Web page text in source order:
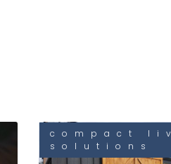
compact
solutions